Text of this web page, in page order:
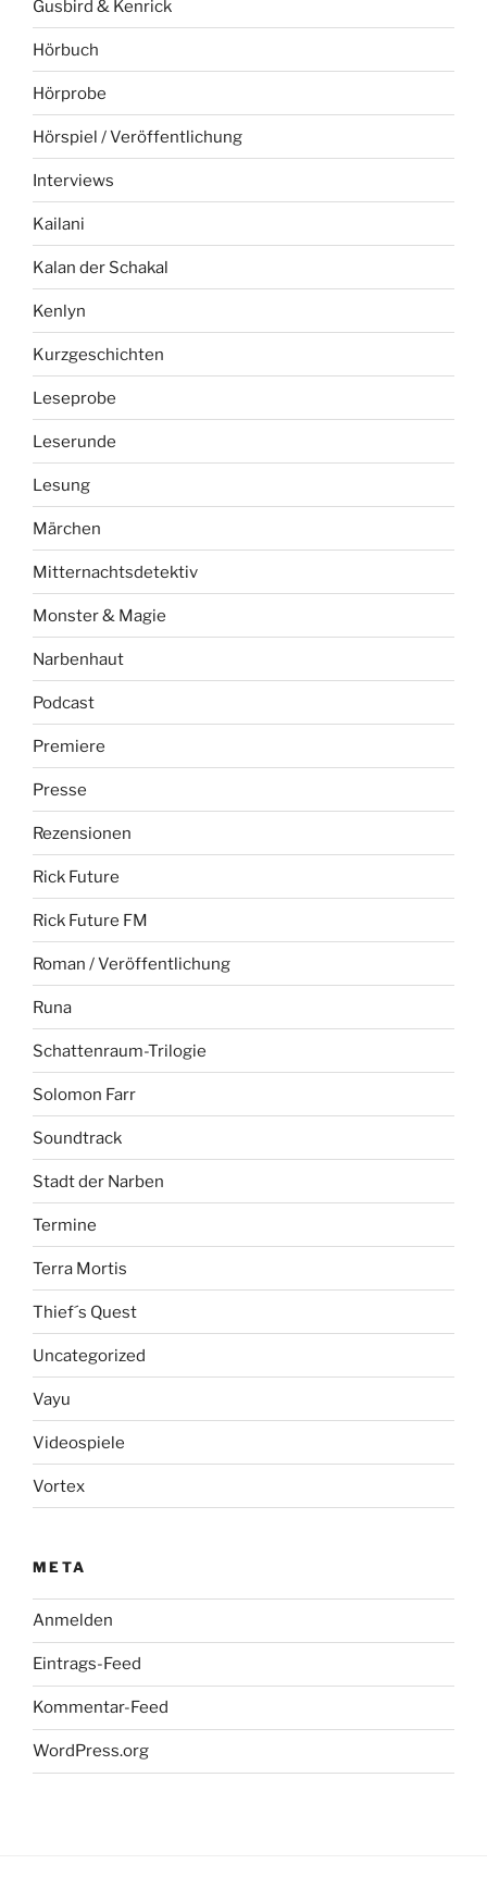
Gusbird & Kenrick
Hörbuch
Hörprobe
Hörspiel / Veröffentlichung
Interviews
Kailani
Kalan der Schakal
Kenlyn
Kurzgeschichten
Leseprobe
Leserunde
Lesung
Märchen
Mitternachtsdetektiv
Monster & Magie
Narbenhaut
Podcast
Premiere
Presse
Rezensionen
Rick Future
Rick Future FM
Roman / Veröffentlichung
Runa
Schattenraum-Trilogie
Solomon Farr
Soundtrack
Stadt der Narben
Termine
Terra Mortis
Thief´s Quest
Uncategorized
Vayu
Videospiele
Vortex
META
Anmelden
Eintrags-Feed
Kommentar-Feed
WordPress.org